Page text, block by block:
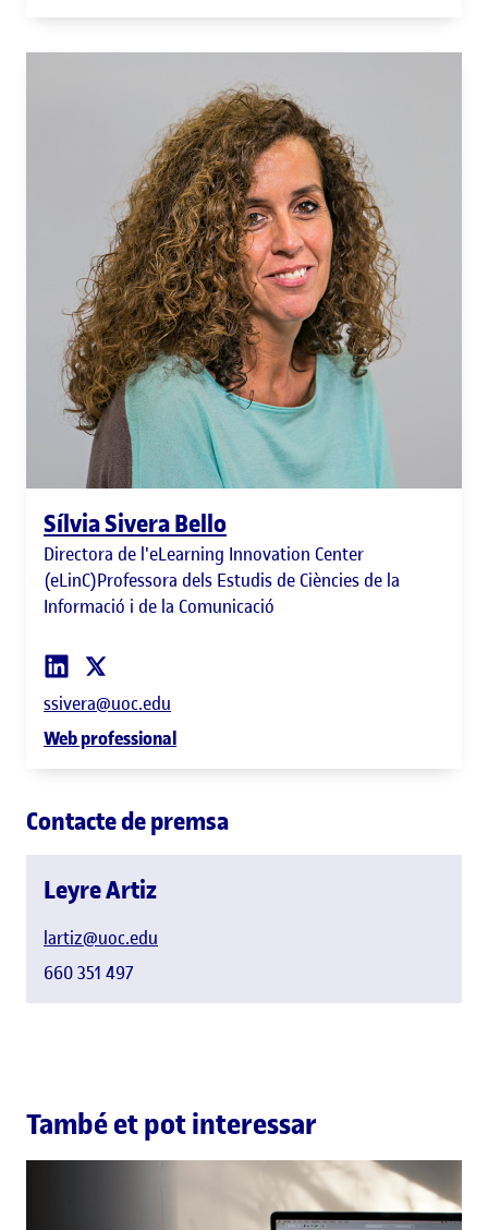
Sílvia Sivera Bello
Directora de l'eLearning Innovation Center
(eLinC)Professora dels Estudis de Ciències de la
Informació i de la Comunicació
ssivera@uoc.edu
Web professional
Contacte de premsa
Leyre Artiz
lartiz@uoc.edu
660 351 497
També et pot interessar